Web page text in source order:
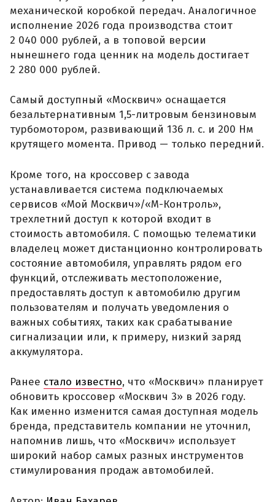
механической коробкой передач. Аналогичное
исполнение 2026 года производства стоит
2 040 000 рублей, а в топовой версии
нынешнего года ценник на модель достигает
2 280 000 рублей.
Самый доступный «Москвич» оснащается
безальтернативным 1,5-литровым бензиновым
турбомотором, развивающий 136 л. с. и 200 Нм
крутящего момента. Привод — только передний.
Кроме того, на кроссовер с завода
устанавливается система подключаемых
сервисов «Мой Москвич»/«М-Контроль»,
трехлетний доступ к которой входит в
стоимость автомобиля. С помощью телематики
владелец может дистанционно контролировать
состояние автомобиля, управлять рядом его
функций, отслеживать местоположение,
предоставлять доступ к автомобилю другим
пользователям и получать уведомления о
важных событиях, таких как срабатывание
сигнализации или, к примеру, низкий заряд
аккумулятора.
Ранее стало известно, что «Москвич» планирует
обновить кроссовер «Москвич 3» в 2026 году.
Как именно изменится самая доступная модель
бренда, представитель компании не уточнил,
напомнив лишь, что «Москвич» использует
широкий набор самых разных инструментов
стимулирования продаж автомобилей.